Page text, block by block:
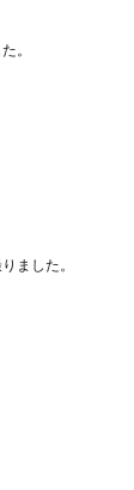
。
ました。